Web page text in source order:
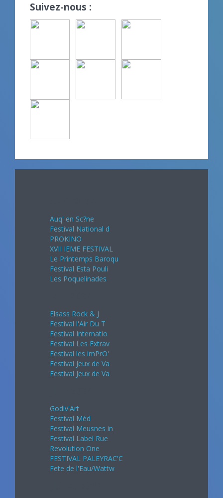
Suivez-nous :
Auq' en Sc?ne
Festival National d
PROKINO
XVII IEME FESTIVAL
Le Printemps Baroqu
Festival Esta Pouli
Les Poquelinades
Elsass Rock & J
Festival l'Air Du T
Festival Internatio
Festival Les Extrav
Festival les imPrO'
Festival Jeux de Va
Festival Jeux de Va
Godiv'Art
Festival Méd
Festival Meusnes in
Festival Label Rue
Revolution One
FESTIVAL PALEYRAC'C
Fete de l'Eau/Wattw